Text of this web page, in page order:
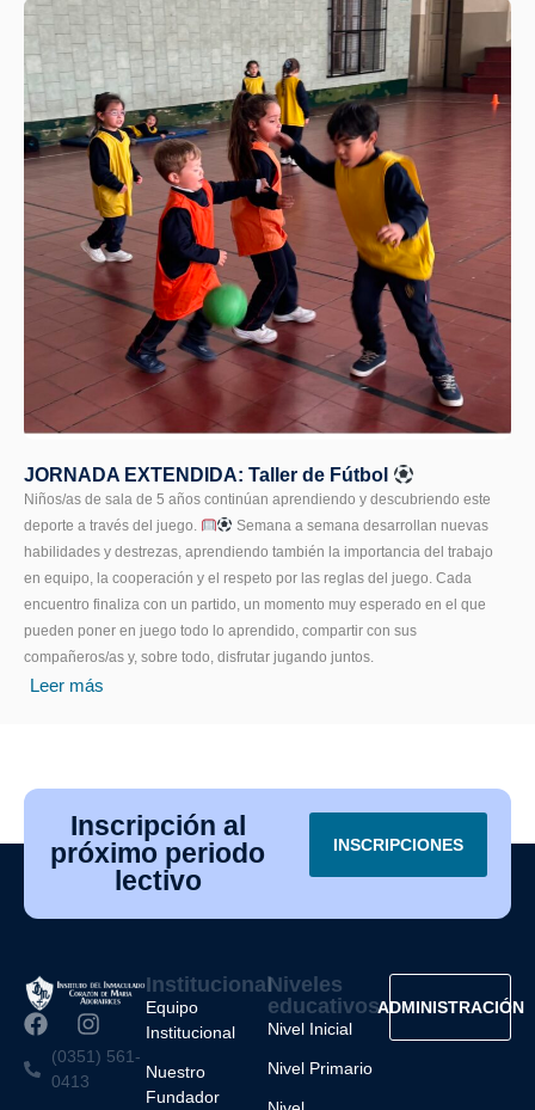
JORNADA EXTENDIDA: Taller de Fútbol
Niños/as de sala de 5 años continúan aprendiendo y descubriendo este
deporte a través del juego.
Semana a semana desarrollan nuevas
habilidades y destrezas, aprendiendo también la importancia del trabajo
en equipo, la cooperación y el respeto por las reglas del juego. Cada
encuentro finaliza con un partido, un momento muy esperado en el que
pueden poner en juego todo lo aprendido, compartir con sus
compañeros/as y, sobre todo, disfrutar jugando juntos.
Leer más
Inscripción al
próximo periodo
lectivo
INSCRIPCIONES
(0351) 561-
0413
Institucional
Equipo
Institucional
Nuestro
Fundador
Niveles
educativos
Nivel Inicial
Nivel Primario
ADMINISTRACIÓN